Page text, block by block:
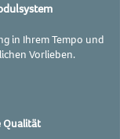
in Ihrem Tempo und
Vorlieben.
Qualität